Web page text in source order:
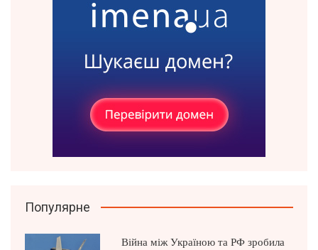
Популярне
Війна між Україною та РФ зробила